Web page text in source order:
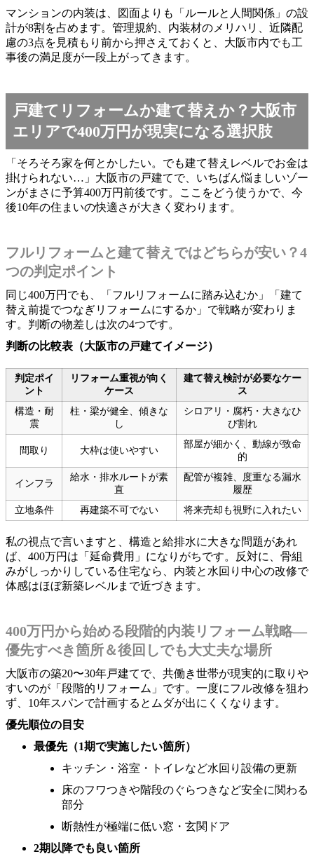
マンションの内装は、図面よりも「ルールと人間関係」の設
計が8割を占めます。管理規約、内装材のメリハリ、近隣配
慮の3点を見積もり前から押さえておくと、大阪市内でも工
事後の満足度が一段上がってきます。
戸建てリフォームか建て替えか？大阪市
エリアで400万円が現実になる選択肢
「そろそろ家を何とかしたい。でも建て替えレベルでお金は
掛けられない…」大阪市の戸建てで、いちばん悩ましいゾー
ンがまさに予算400万円前後です。ここをどう使うかで、今
後10年の住まいの快適さが大きく変わります。
フルリフォームと建て替えではどちらが安い？4
つの判定ポイント
同じ400万円でも、「フルリフォームに踏み込むか」「建て
替え前提でつなぎリフォームにするか」で戦略が変わりま
す。判断の物差しは次の4つです。
判断の比較表（大阪市の戸建てイメージ）
判定ポイ
ント
リフォーム重視が向く
ケース
建て替え検討が必要なケー
ス
構造・耐
震
柱・梁が健全、傾きな
し
シロアリ・腐朽・大きなひ
び割れ
間取り 大枠は使いやすい
部屋が細かく、動線が致命
的
インフラ
給水・排水ルートが素
直
配管が複雑、度重なる漏水
履歴
立地条件
再建築不可でない 将来売却も視野に入れたい
私の視点で言いますと、構造と給排水に大きな問題があれ
ば、400万円は「延命費用」になりがちです。反対に、骨組
みがしっかりしている住宅なら、内装と水回り中心の改修で
体感はほぼ新築レベルまで近づきます。
400万円から始める段階的内装リフォーム戦略―
優先すべき箇所＆後回しでも大丈夫な場所
大阪市の築20〜30年戸建てで、共働き世帯が現実的に取りや
すいのが「段階的リフォーム」です。一度にフル改修を狙わ
ず、10年スパンで計画するとムダが出にくくなります。
優先順位の目安
最優先（1期で実施したい箇所）
キッチン・浴室・トイレなど水回り設備の更新
床のフワつきや階段のぐらつきなど安全に関わる
部分
断熱性が極端に低い窓・玄関ドア
2期以降でも良い箇所